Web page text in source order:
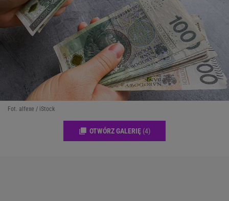
Fot. alfexe / iStock
OTWÓRZ GALERIĘ (4)